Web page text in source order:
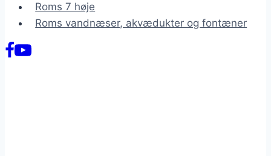
Roms 7 høje
Roms vandnæser, akvædukter og fontæner